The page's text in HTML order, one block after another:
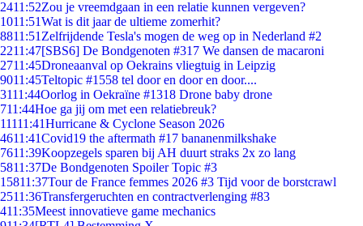
2411:52Zou je vreemdgaan in een relatie kunnen vergeven?
1011:51Wat is dit jaar de ultieme zomerhit?
8811:51 Zelfrijdende Tesla's mogen de weg op in Nederland #2
2211:47[SBS6] De Bondgenoten #317 We dansen de macaroni
2711:45Droneaanval op Oekrains vliegtuig in Leipzig
9011:45Teltopic #1558 tel door en door en door....
3111:44Oorlog in Oekraïne #1318 Drone baby drone
711:44Hoe ga jij om met een relatiebreuk?
11111:41Hurricane & Cyclone Season 2026
4611:41Covid19 the aftermath #17 bananenmilkshake
7611:39Koopzegels sparen bij AH duurt straks 2x zo lang
5811:37De Bondgenoten Spoiler Topic #3
15811:37Tour de France femmes 2026 #3 Tijd voor de borstcrawl
2511:36Transfergeruchten en contractverlenging #83
411:35Meest innovatieve game mechanics